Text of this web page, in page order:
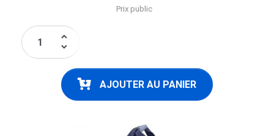
Prix public
keyboard_arrow_up
keyboard_arrow_down
AJOUTER AU PANIER